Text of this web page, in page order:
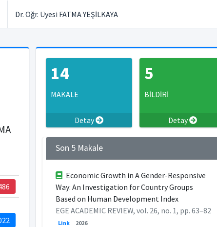
Dr. Öğr. Üyesi FATMA YEŞİLKAYA
14
MAKALE
Detay
5
BİLDİRİ
Detay
Son 5 Makale
Economic Growth in A Gender-Responsive
Way: An Investigation for Country Groups
Based on Human Development Index
EGE ACADEMIC REVIEW, vol. 26, no. 1, pp. 63–82
Link 2026